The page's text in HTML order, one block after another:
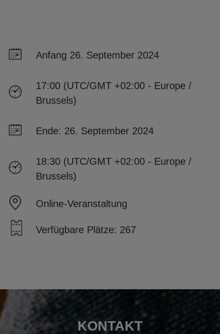
Anfang 26. September 2024
17:00 (UTC/GMT +02:00 - Europe /
Brussels)
Ende: 26. September 2024
18:30 (UTC/GMT +02:00 - Europe /
Brussels)
Online-Veranstaltung
Verfügbare Plätze: 267
KONTAKT